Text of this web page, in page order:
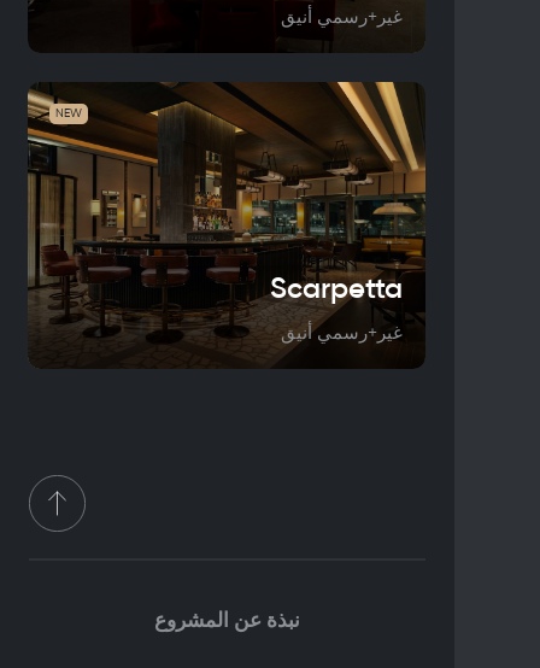
غير+رسمي أنيق
NEW
Scarpetta
غير+رسمي أنيق
نبذة عن المشروع